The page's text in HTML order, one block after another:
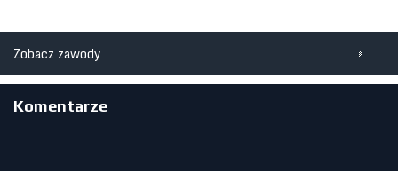
Zobacz zawody
Komentarze